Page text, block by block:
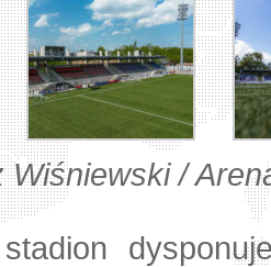
Wiśniewski /